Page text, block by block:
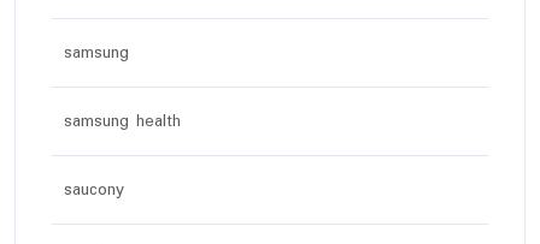
samsung
samsung health
saucony